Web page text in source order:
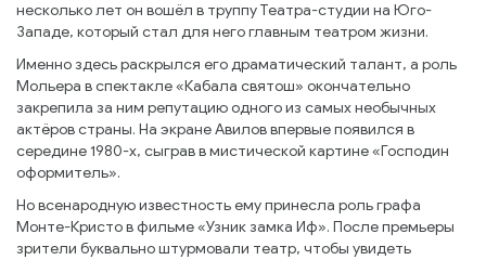
несколько лет он вошёл в труппу Театра-студии на Юго-
Западе, который стал для него главным театром жизни.
Именно здесь раскрылся его драматический талант, а роль
Мольера в спектакле «Кабала святош» окончательно
закрепила за ним репутацию одного из самых необычных
актёров страны. На экране Авилов впервые появился в
середине 1980-х, сыграв в мистической картине «Господин
оформитель».
Но всенародную известность ему принесла роль графа
Монте-Кристо в фильме «Узник замка Иф». После премьеры
зрители буквально штурмовали театр, чтобы увидеть